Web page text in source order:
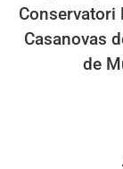
Conservatori
Casanovas
de